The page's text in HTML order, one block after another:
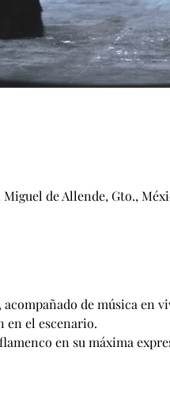
de Allende, Gto.,
de música en
en el escenario.
en su máxima